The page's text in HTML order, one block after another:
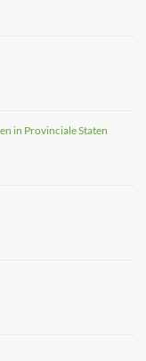
in Provinciale Staten